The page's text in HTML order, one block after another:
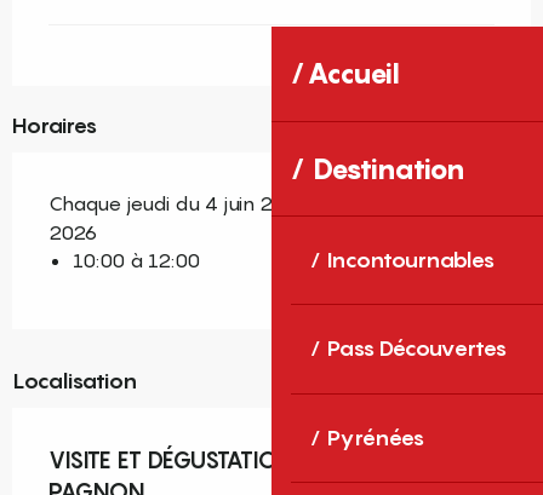
Accueil
Destination
Incontournables
Pass Découvertes
Pyrénées
Horaires
Chaque jeudi du 4 juin 2026 au 24 septembre
2026
10:00 à 12:00
Localisation
VISITE ET DÉGUSTATION AU DOMAINE